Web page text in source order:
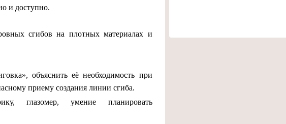
и доступно.
сгибов на плотных материалах и
объяснить её необходимость при
приему создания линии сгиба.
глазомер, умение планировать